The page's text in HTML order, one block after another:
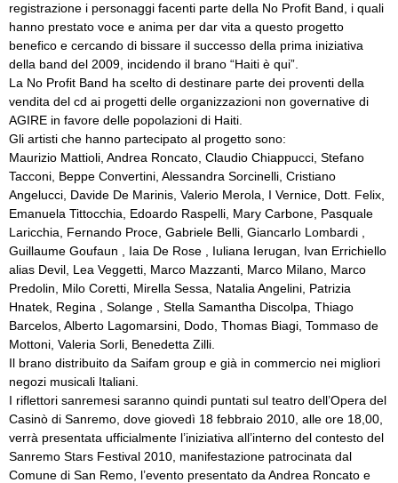
registrazione i personaggi facenti parte della No Profit Band, i quali
hanno prestato voce e anima per dar vita a questo progetto
benefico e cercando di bissare il successo della prima iniziativa
della band del 2009, incidendo il brano “Haiti è qui”.
La No Profit Band ha scelto di destinare parte dei proventi della
vendita del cd ai progetti delle organizzazioni non governative di
AGIRE in favore delle popolazioni di Haiti.
Gli artisti che hanno partecipato al progetto sono:
Maurizio Mattioli, Andrea Roncato, Claudio Chiappucci, Stefano
Tacconi, Beppe Convertini, Alessandra Sorcinelli, Cristiano
Angelucci, Davide De Marinis, Valerio Merola, I Vernice, Dott. Felix,
Emanuela Tittocchia, Edoardo Raspelli, Mary Carbone, Pasquale
Laricchia, Fernando Proce, Gabriele Belli, Giancarlo Lombardi ,
Guillaume Goufaun , Iaia De Rose , Iuliana Ierugan, Ivan Errichiello
alias Devil, Lea Veggetti, Marco Mazzanti, Marco Milano, Marco
Predolin, Milo Coretti, Mirella Sessa, Natalia Angelini, Patrizia
Hnatek, Regina , Solange , Stella Samantha Discolpa, Thiago
Barcelos, Alberto Lagomarsini, Dodo, Thomas Biagi, Tommaso de
Mottoni, Valeria Sorli, Benedetta Zilli.
Il brano distribuito da Saifam group e già in commercio nei migliori
negozi musicali Italiani.
I riflettori sanremesi saranno quindi puntati sul teatro dell’Opera del
Casinò di Sanremo, dove giovedì 18 febbraio 2010, alle ore 18,00,
verrà presentata ufficialmente l’iniziativa all’interno del contesto del
Sanremo Stars Festival 2010, manifestazione patrocinata dal
Comune di San Remo, l’evento presentato da Andrea Roncato e